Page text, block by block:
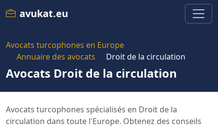
avukat.eu
Avocats turcophones en Europe
Annuaire des avocats
Droit de la circulation
Avocats Droit de la circulation
Avocats turcophones spécialisés en Droit de la
circulation dans toute l'Europe. Obtenez des conseils